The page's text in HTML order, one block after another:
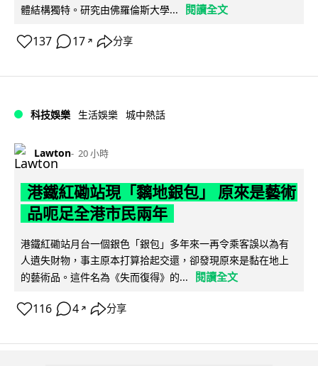
體結構獨特。研究由佛羅倫斯大學...
閱讀全文
137 17 ↗ 分享
科技娛樂 生活娛樂 城中熱話
Lawton 20 小時
港鐵紅磡站現「黐地銀包」 原來是藝術
品呃足全港市民兩年
港鐵紅磡站月台一個銀色「銀包」多年來一再令乘客誤以為有
人遺失財物，事主原本打算拾起交還，卻發現原來是黏在地上
的藝術品。這件名為《失而復得》的...
閱讀全文
116 4 ↗ 分享